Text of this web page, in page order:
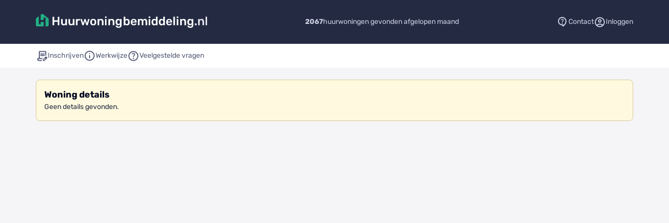
2067huurwoningen gevonden afgelopen maand Contact Inloggen
Inschrijven Werkwijze Veelgestelde vragen
Woning details
Geen details gevonden.